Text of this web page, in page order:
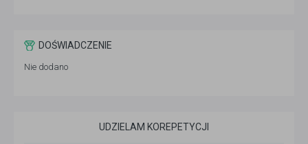
DOŚWIADCZENIE
Nie dodano
UDZIELAM KOREPETYCJI